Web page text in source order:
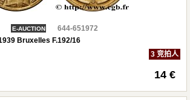
E-AUCTION
644-651972
Bruxelles F.192/16
3 竞拍人
14 €